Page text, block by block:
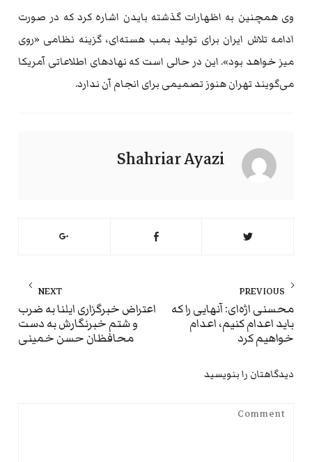
وی همچنین به اظهارات گذشته بایدن اشاره کرد که در صورت
ادامه تلاش ایران برای تولید بمب هسته‌ای، گزینه نظامی «روی
میز خواهد بود». این در حالی است که نهادهای اطلاعاتی آمریکا
می‌گویند تهران هنوز تصمیمی برای انجام آن ندارد.
Shahriar Ayazi
راهبری
نوشته
PREVIOUS
Previous
post:
محسنی اژه‌ای: آنهایی را که
باید اعدام کنیم، اعدام
خواهیم کرد
NEXT
اعتراض خبرگزاری ایلنا به ضرب
و شتم خبرنگارش به دست
محافظان حسن خمینی
دیدگاهتان را بنویسید